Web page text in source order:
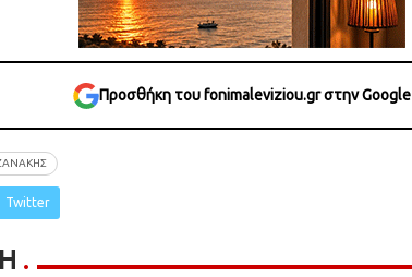
Προσθήκη του fonimaleviziou.gr στην Google
Twitter